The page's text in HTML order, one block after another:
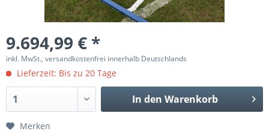
9.694,99 € *
inkl. MwSt., versandkostenfrei innerhalb Deutschlands
Lieferzeit: Bis zu 20 Tage
In den Warenkorb
Merken